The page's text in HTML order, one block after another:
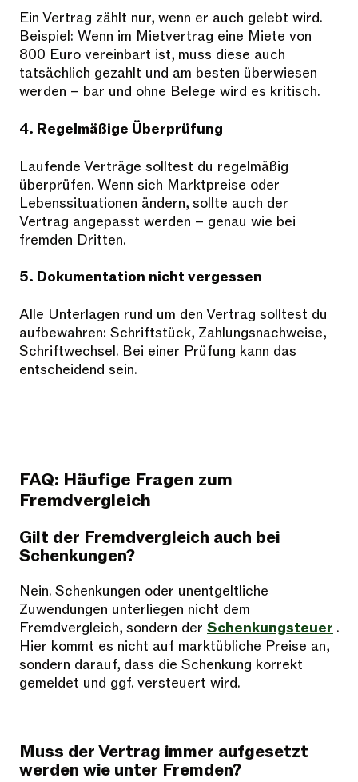
Ein Vertrag zählt nur, wenn er auch gelebt wird.
Beispiel: Wenn im Mietvertrag eine Miete von
800 Euro vereinbart ist, muss diese auch
tatsächlich gezahlt und am besten überwiesen
werden – bar und ohne Belege wird es kritisch.
4. Regelmäßige Überprüfung
Laufende Verträge solltest du regelmäßig
überprüfen. Wenn sich Marktpreise oder
Lebenssituationen ändern, sollte auch der
Vertrag angepasst werden – genau wie bei
fremden Dritten.
5. Dokumentation nicht vergessen
Alle Unterlagen rund um den Vertrag solltest du
aufbewahren: Schriftstück, Zahlungsnachweise,
Schriftwechsel. Bei einer Prüfung kann das
entscheidend sein.
FAQ: Häufige Fragen zum
Fremdvergleich
Gilt der Fremdvergleich auch bei
Schenkungen?
Nein. Schenkungen oder unentgeltliche
Zuwendungen unterliegen nicht dem
Fremdvergleich, sondern der Schenkungsteuer .
Hier kommt es nicht auf marktübliche Preise an,
sondern darauf, dass die Schenkung korrekt
gemeldet und ggf. versteuert wird.
Muss der Vertrag immer aufgesetzt
werden wie unter Fremden?